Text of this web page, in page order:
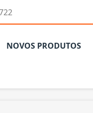
NOVOS PRODUTOS